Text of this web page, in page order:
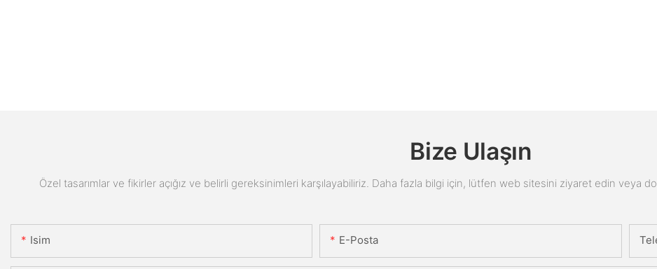
Bize Ulaşın
Özel tasarımlar ve fikirler açığız ve belirli gereksinimleri karşılayabiliriz. Daha fazla bilgi için, lütfen web sitesini ziyaret edin veya
Isim E-Posta